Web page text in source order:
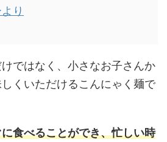
り
ではなく、小さなお子さんか
くいただけるこんにゃく麺で
食べることができ、忙しい時